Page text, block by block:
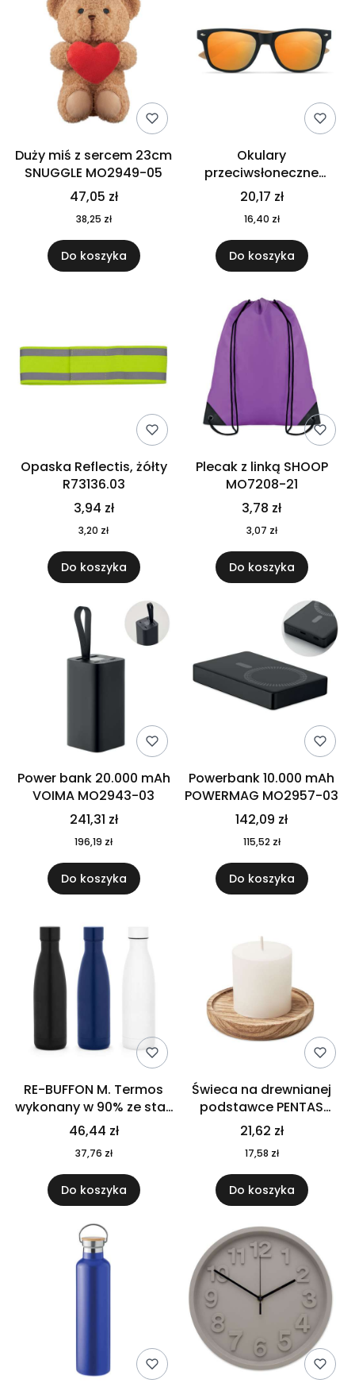
Duży miś z sercem 23cm
SNUGGLE MO2949-05
47,05 zł
38,25 zł
Do koszyka
Okulary
przeciwsłoneczne
CALIFORNIA TOUCH
MO9617-10
20,17 zł
16,40 zł
Do koszyka
Opaska Reflectis, żółty
R73136.03
3,94 zł
3,20 zł
Do koszyka
Plecak z linką SHOOP
MO7208-21
3,78 zł
3,07 zł
Do koszyka
Power bank 20.000 mAh
VOIMA MO2943-03
241,31 zł
196,19 zł
Do koszyka
Powerbank 10.000 mAh
POWERMAG MO2957-03
142,09 zł
115,52 zł
Do koszyka
RE-BUFFON M. Termos
wykonany w 90% ze stali
nierdzewnej
pochodzącej z
recyklingu 520 ml 94294
46,44 zł
37,76 zł
Do koszyka
Świeca na drewnianej
podstawce PENTAS
MO6282-40
21,62 zł
17,58 zł
Do koszyka